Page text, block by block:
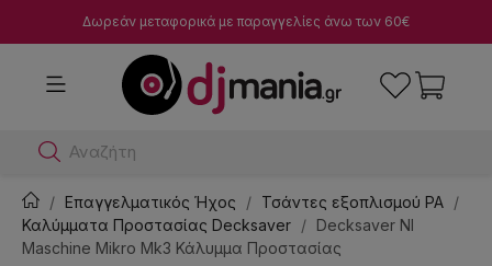
Δωρεάν μεταφορικά με παραγγελίες άνω των 60€
Αναζήτησε dj μί
Επαγγελματικός Ήχος
Τσάντες εξοπλισμού PA
Καλύμματα Προστασίας Decksaver
Decksaver NI
Maschine Mikro Mk3 Κάλυμμα Προστασίας